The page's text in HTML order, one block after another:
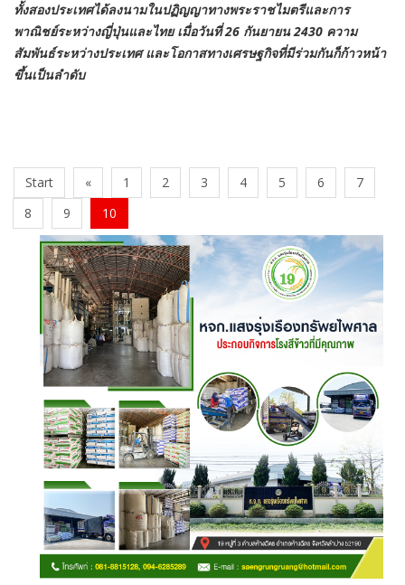
ทั้งสองประเทศได้ลงนามในปฏิญญาทางพระราชไมตรีและการ
พาณิชย์ระหว่างญี่ปุ่นและไทย เมื่อวันที่ 26 กันยายน 2430 ความ
สัมพันธ์ระหว่างประเทศ และโอกาสทางเศรษฐกิจที่มีร่วมกันก็ก้าวหน้า
ขึ้นเป็นลำดับ
Start « 1 2 3 4 5 6
7
8
9 10